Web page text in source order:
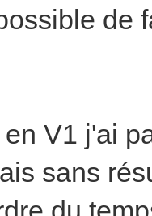
de
V1 j'ai
sans